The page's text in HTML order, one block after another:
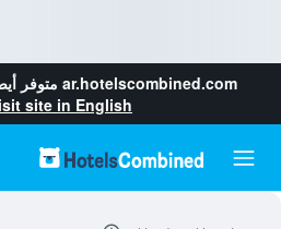
ar.hotelscombined.com متوفر
site in English